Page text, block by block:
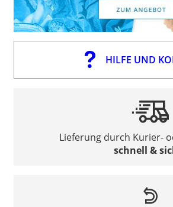
HILFE UND
Lieferung durch Kurier-
schnell &